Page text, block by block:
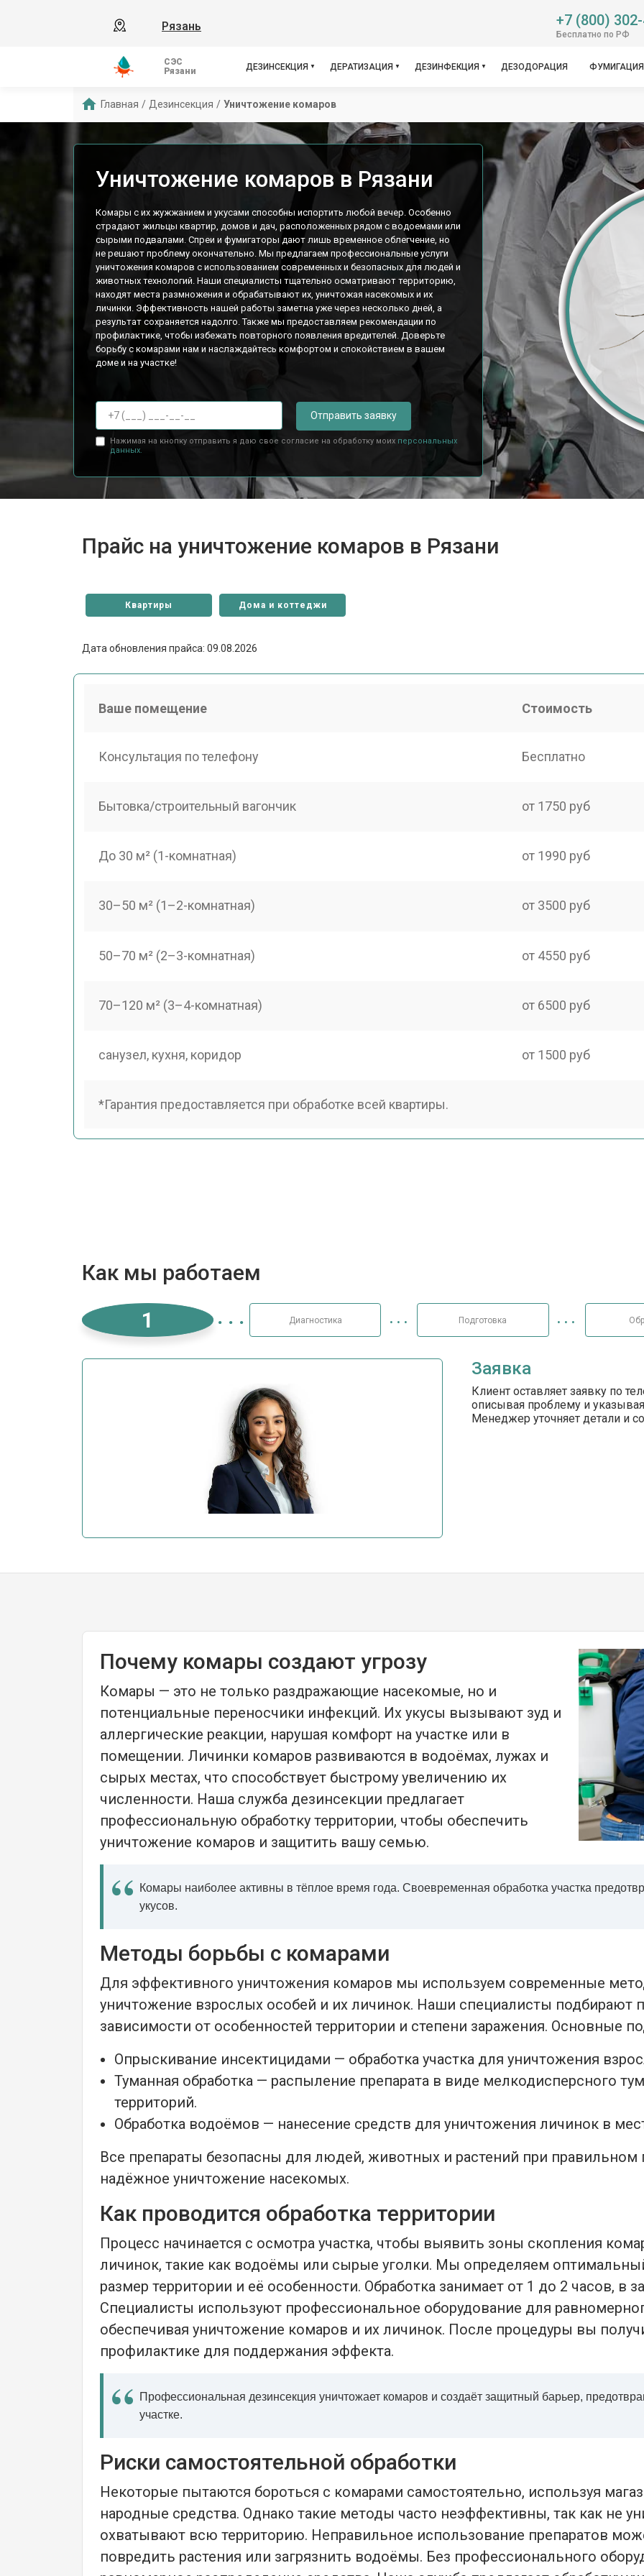
Рязань +7 (800)
Бесплатно по РФ
СЭС
Рязани
ДЕЗИНСЕКЦИЯ ДЕРАТИЗАЦИЯ ДЕЗИНФЕКЦИЯ ДЕЗОДОРАЦИЯ ФУМИГАЦИЯ
Главная / Дезинсекция / Уничтожение комаров
Уничтожение комаров в Рязани
Комары с их жужжанием и укусами способны испортить любой вечер. Особенно
страдают жильцы квартир, домов и дач, расположенных рядом с водоемами или
сырыми подвалами. Спреи и фумигаторы дают лишь временное облегчение, но
не решают проблему окончательно. Мы предлагаем профессиональные услуги
уничтожения комаров с использованием современных и безопасных для людей и
животных технологий. Наши специалисты тщательно осматривают территорию,
находят места размножения и обрабатывают их, уничтожая насекомых и их
личинки. Эффективность нашей работы заметна уже через несколько дней, а
результат сохраняется надолго. Также мы предоставляем рекомендации по
профилактике, чтобы избежать повторного появления вредителей. Доверьте
борьбу с комарами нам и наслаждайтесь комфортом и спокойствием в вашем
доме и на участке!
Отправить заявку
Нажимая на кнопку отправить я даю свое согласие на обработку моих персональных
данных.
Прайс на уничтожение комаров в Рязани
Квартиры Дома и коттеджи
Дата обновления прайса: 09.08.2026
Ваше помещение Стоимость
Консультация по телефону Бесплатно
Бытовка/строительный вагончик от 1750 руб
До 30 м² (1-комнатная) от 1990 руб
30–50 м² (1–2-комнатная) от 3500 руб
50–70 м² (2–3-комнатная) от 4550 руб
70–120 м² (3–4-комнатная) от 6500 руб
санузел, кухня, коридор от 1500 руб
*Гарантия предоставляется при обработке всей квартиры.
Как мы работаем
1
Диагностика Подготовка
Заявка
Клиент оставляет заявку по
описывая проблему и
Менеджер уточняет детали и
Почему комары создают угрозу
Комары — это не только раздражающие насекомые, но и
потенциальные переносчики инфекций. Их укусы вызывают зуд и
аллергические реакции, нарушая комфорт на участке или в
помещении. Личинки комаров развиваются в водоёмах, лужах и
сырых местах, что способствует быстрому увеличению их
численности. Наша служба дезинсекции предлагает
профессиональную обработку территории, чтобы обеспечить
уничтожение комаров и защитить вашу семью.
Комары наиболее активны в тёплое время года. Своевременная обработка участка
укусов.
Методы борьбы с комарами
Для эффективного уничтожения комаров мы используем современные
уничтожение взрослых особей и их личинок. Наши специалисты подбирают
зависимости от особенностей территории и степени заражения. Основные
Опрыскивание инсектицидами — обработка участка для уничтожения
Туманная обработка — распыление препарата в виде мелкодисперсного
территорий.
Обработка водоёмов — нанесение средств для уничтожения личинок в
Все препараты безопасны для людей, животных и растений при правильном
надёжное уничтожение насекомых.
Как проводится обработка территории
Процесс начинается с осмотра участка, чтобы выявить зоны скопления
личинок, такие как водоёмы или сырые уголки. Мы определяем
размер территории и её особенности. Обработка занимает от 1 до 2 часов, в
Специалисты используют профессиональное оборудование для
обеспечивая уничтожение комаров и их личинок. После процедуры вы
профилактике для поддержания эффекта.
Профессиональная дезинсекция уничтожает комаров и создаёт защитный барьер,
участке.
Риски самостоятельной обработки
Некоторые пытаются бороться с комарами самостоятельно, используя
народные средства. Однако такие методы часто неэффективны, так как не
охватывают всю территорию. Неправильное использование препаратов
повредить растения или загрязнить водоёмы. Без профессионального